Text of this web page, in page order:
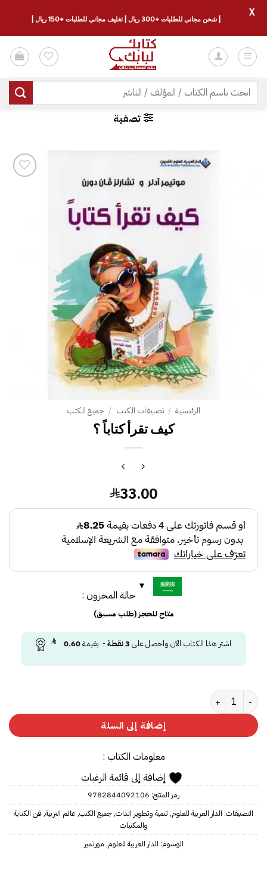
للمحتوى
البحث
عن:
تصفية
الرئيسية / تصنيفات الكتب / جميع الكتب
كيف تقرأ كتاباً ؟
33.00
حالة المخزون :
متاح للحجز (طلب مسبق)
اشتر هذا الكتاب الآن واحصل على 3نقطة- بقيمة0.60
كمية كيف تقرأ كتاباً ؟
إضافة إلى السلة
معلومات الكتاب :
إضافة إلى قائمة الرغبات
رمز المنتج: 9782844092106
التصنيفات: الدار العربية للعلوم, تنمية وتطوير الذات,جميع الكتب,عالم التربية, فن الكتابة
والمكتبات
الوسوم: الدار العربية للعلوم, مورتمير
| شحن مجاني للطلبات +300 ريال | تغليف مجاني للطلبات +150 ريال |
X